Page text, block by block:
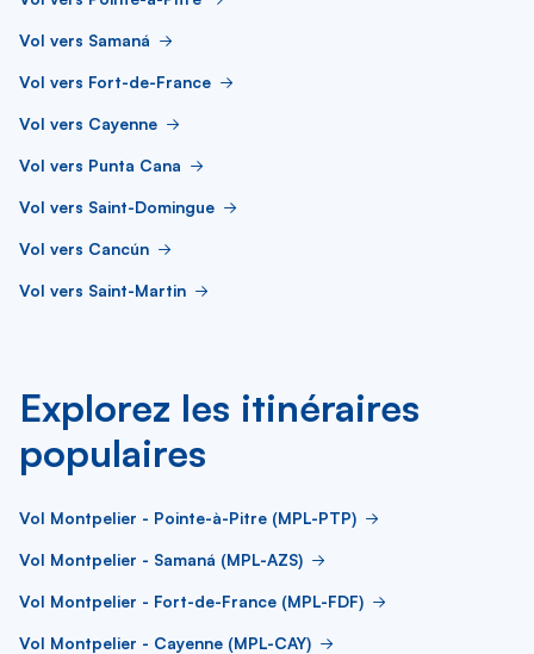
Vol vers Samaná
Vol vers Fort-de-France
Vol vers Cayenne
Vol vers Punta Cana
Vol vers Saint-Domingue
Vol vers Cancún
Vol vers Saint-Martin
Explorez les itinéraires
populaires
Vol Montpelier - Pointe-à-Pitre (MPL-PTP)
Vol Montpelier - Samaná (MPL-AZS)
Vol Montpelier - Fort-de-France (MPL-FDF)
Vol Montpelier - Cayenne (MPL-CAY)